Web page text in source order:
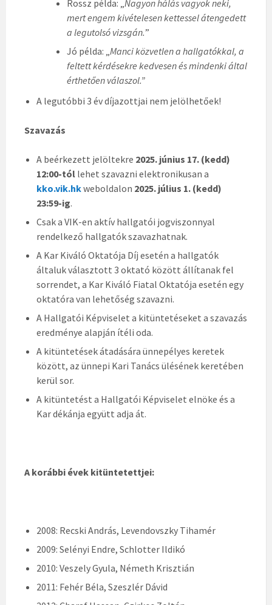
Rossz példa: „ Nagyon hálás vagyok neki,
mert engem kivételesen kettessel átengedett
a legutolsó vizsgán.”
Jó példa: „ Manci közvetlen a hallgatókkal, a
feltett kérdésekre kedvesen és mindenki által
érthetően válaszol.”
A legutóbbi 3 év díjazottjai nem jelölhetőek!
Szavazás
A beérkezett jelöltekre 2025. június 17. (kedd)
12:00-tól lehet szavazni elektronikusan a
kko.vik.hkweboldalon 2025. július 1. (kedd)
23:59-ig.
Csak a VIK-en aktív hallgatói jogviszonnyal
rendelkező hallgatók szavazhatnak.
A Kar Kiváló Oktatója Díj esetén a hallgatók
általuk választott 3 oktató között állítanak fel
sorrendet, a Kar Kiváló Fiatal Oktatója esetén egy
oktatóra van lehetőség szavazni.
A Hallgatói Képviselet a kitüntetéseket a szavazás
eredménye alapján ítéli oda.
A kitüntetések átadására ünnepélyes keretek
között, az ünnepi Kari Tanács ülésének keretében
kerül sor.
A kitüntetést a Hallgatói Képviselet elnöke és a
Kar dékánja együtt adja át.
A korábbi évek kitüntetettjei:
2008: Recski András, Levendovszky Tihamér
2009: Selényi Endre, Schlotter Ildikó
2010: Veszely Gyula, Németh Krisztián
2011: Fehér Béla, Szeszlér Dávid